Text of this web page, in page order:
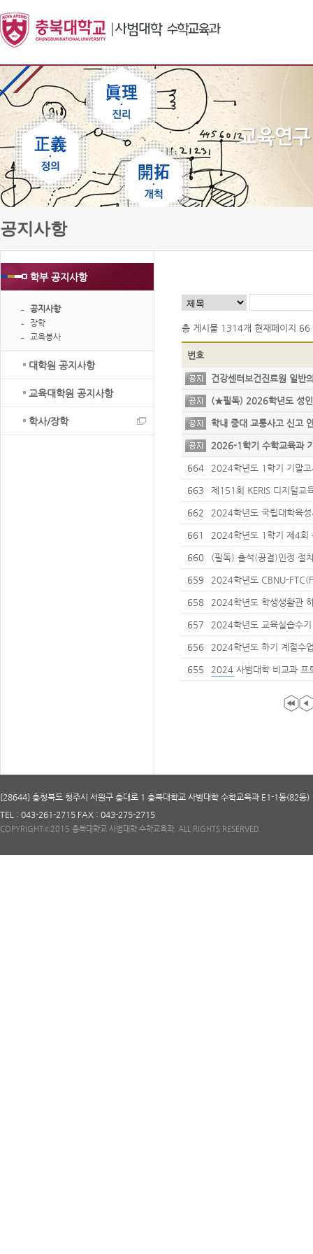
학부 공지사항
공지사항
장학
교육봉사
대학원 공지사항
교육대학원 공지사항
학사/장학
공지사항
총 게시물 1314개 현재페이지 66
번호
건강센터보건진료원 일
(★필독) 2026학년도 성
학내 중대 교통사고 신고
2026-1학기 수학교육과
원 프로그램 신청 안내
664
2024학년도 1학기 기말
663
제151회 KERIS 디지털교
제) 개최 안내
662
2024학년도 국립대학육
신청 안내
661
2024학년도 1학기 제4회
내
660
(필독) 출석(공결)인정
659
2024학년도 CBNU-
시행(수정) 안내
658
2024학년도 학생생활관
657 2024학년도 교육실습수
656
2024학년도 하기 계절수
학 안내(7차)
655
2024 사범대학 비교과
[28644] 충청북도 청주시 서원구 충대로 1 충북대학교 사범대학 수학교육과 E1-1동(82동)
TEL : 043-261-2715 FAX : 043-275-2715
COPYRIGHTⓒ2015 충북대학교 사범대학 수학교육과. ALL RIGHTS RESERVED.